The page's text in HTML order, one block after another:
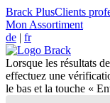
Brack PlusClients
Mon Assortiment
de | fr
Lorsque les résultats
effectuez une
le bas et la touche «